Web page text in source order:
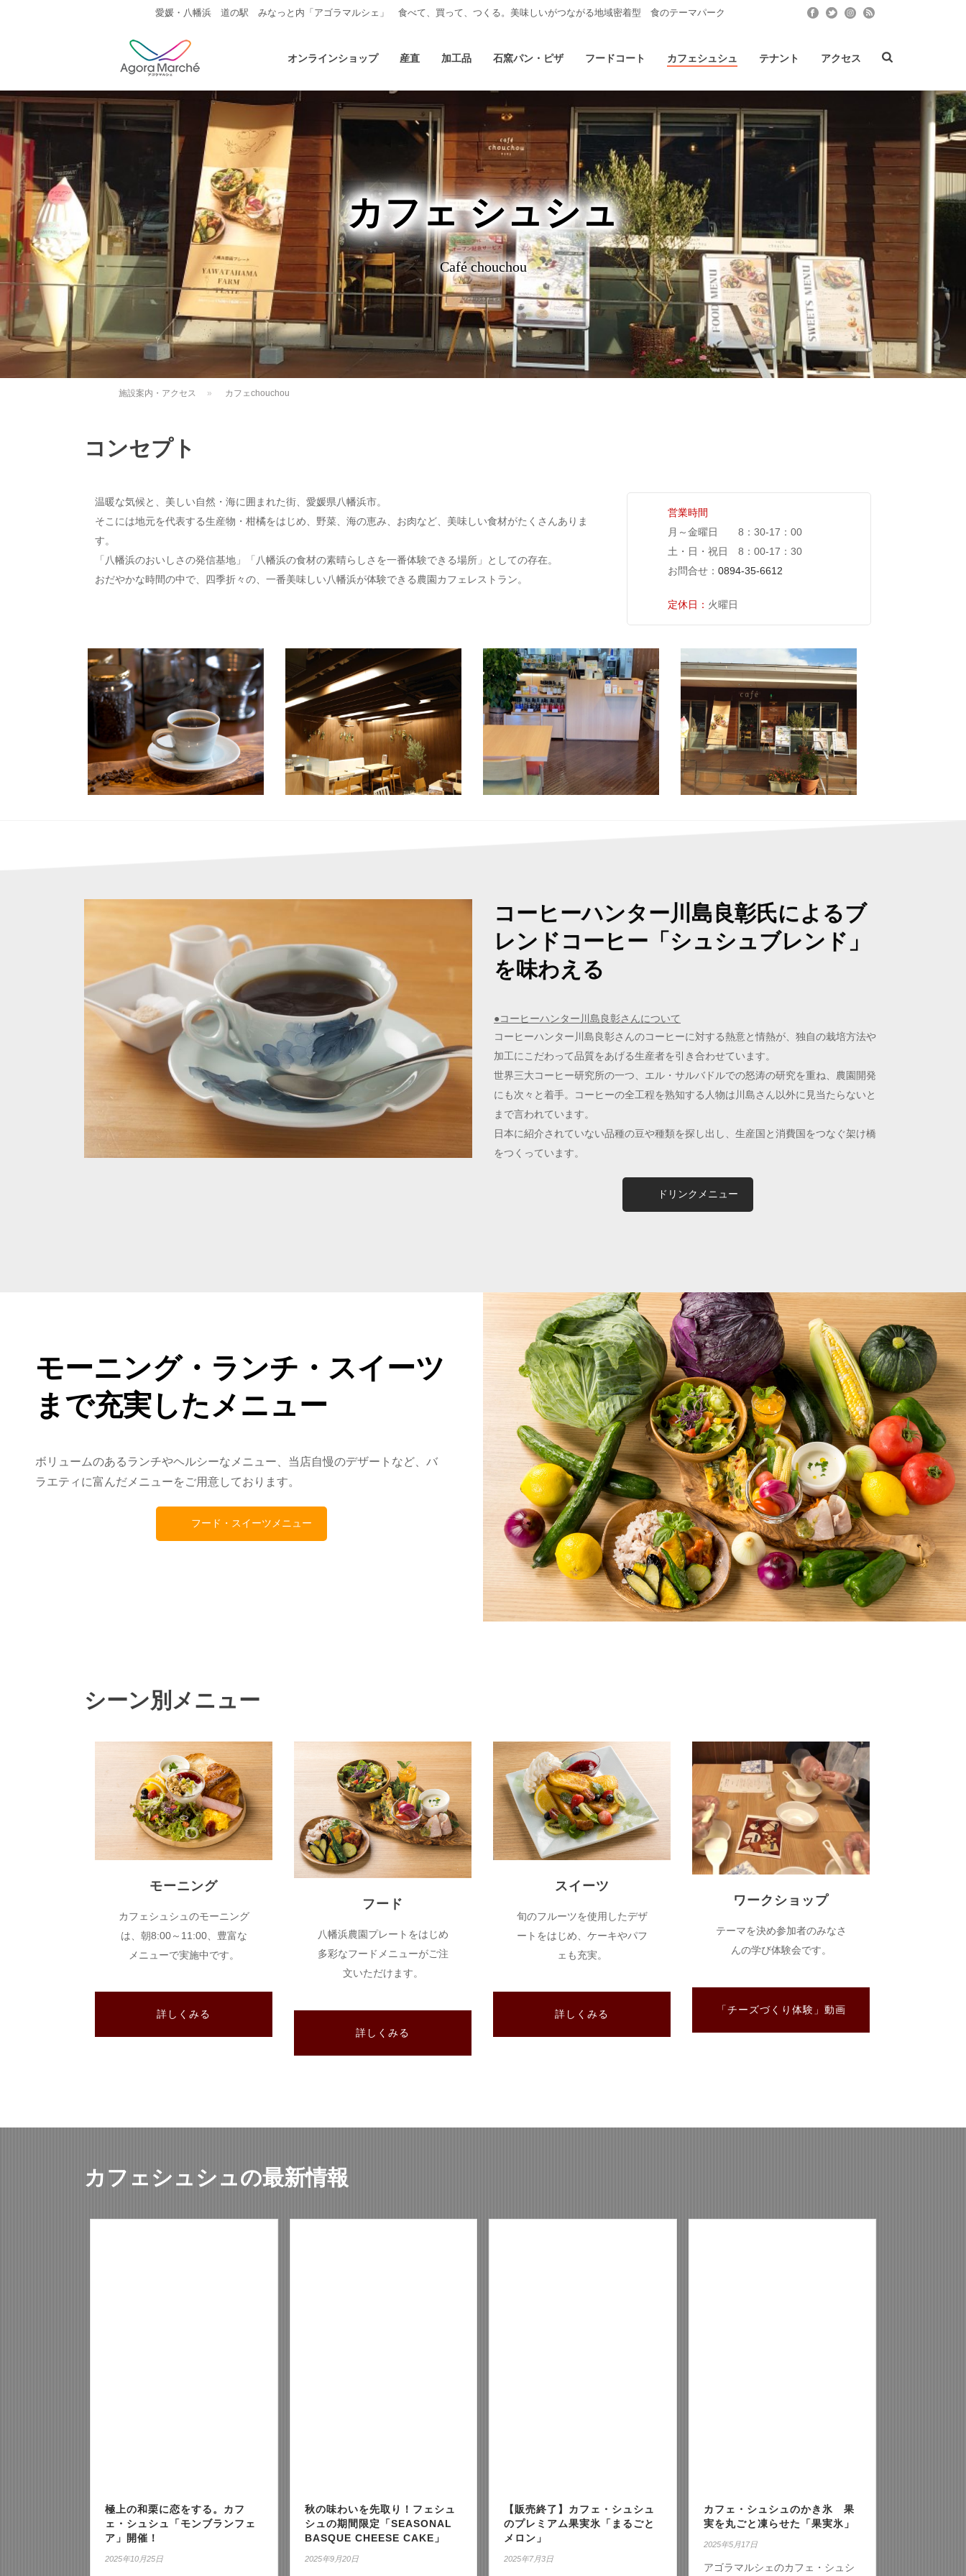
愛媛・八幡浜 道の駅 みなっと内「アゴラマルシェ」 食べて、買って、つくる。美味しいがつながる地域密着型 食のテーマパーク
オンラインショップ 産直 加工品 石窯パン・ピザ フードコート カフェシュシュ テナント アクセス
カフェ シュシュ
Café chouchou
施設案内・アクセス » カフェchouchou
コンセプト
温暖な気候と、美しい自然・海に囲まれた街、愛媛県八幡浜市。
そこには地元を代表する生産物・柑橘をはじめ、野菜、海の恵み、お肉など、美味しい食材がたくさんありま
す。
「八幡浜のおいしさの発信基地」「八幡浜の食材の素晴らしさを一番体験できる場所」としての存在。
おだやかな時間の中で、四季折々の、一番美味しい八幡浜が体験できる農園カフェレストラン。
営業時間
月～金曜日 8：30-17：00
土・日・祝日 8：00-17：30
お問合せ： 0894-35-6612
定休日： 火曜日
コーヒーハンター川島良彰氏によるブ
レンドコーヒー「シュシュブレンド」
を味わえる
●コーヒーハンター川島良彰さんについて
コーヒーハンター川島良彰さんのコーヒーに対する熱意と情熱が、独自の栽培方法や
加工にこだわって品質をあげる生産者を引き合わせています。
世界三大コーヒー研究所の一つ、エル・サルバドルでの怒涛の研究を重ね、農園開発
にも次々と着手。コーヒーの全工程を熟知する人物は川島さん以外に見当たらないと
まで言われています。
日本に紹介されていない品種の豆や種類を探し出し、生産国と消費国をつなぐ架け橋
をつくっています。
ドリンクメニュー
モーニング・ランチ・スイーツ
まで充実したメニュー
ボリュームのあるランチやヘルシーなメニュー、当店自慢のデザートなど、 バ
ラエティに富んだメニューをご用意しております。
フード・スイーツメニュー
シーン別メニュー
モーニング
カフェシュシュのモーニング
は、朝8:00～11:00、豊富な
メニューで実施中です。
詳しくみる
フード
八幡浜農園プレートをはじめ
多彩なフードメニューがご注
文いただけます。
詳しくみる
スイーツ
旬のフルーツを使用したデザ
ートをはじめ、ケーキやパフ
ェも充実。
詳しくみる
ワークショップ
テーマを決め参加者のみなさ
んの学び体験会です。
「チーズづくり体験」動画
カフェシュシュの最新情報
極上の和栗に恋をする。カフ
ェ・シュシュ「モンブランフェ
ア」開催！
2025年10月25日
秋の味わいを先取り！フェシュ
シュの期間限定「SEASONAL
BASQUE CHEESE CAKE」
2025年9月20日
【販売終了】カフェ・シュシュ
のプレミアム果実氷「まるごと
メロン」
2025年7月3日
カフェ・シュシュのかき氷 果
実を丸ごと凍らせた「果実氷」
2025年5月17日
アゴラマルシェのカフェ・シュシ